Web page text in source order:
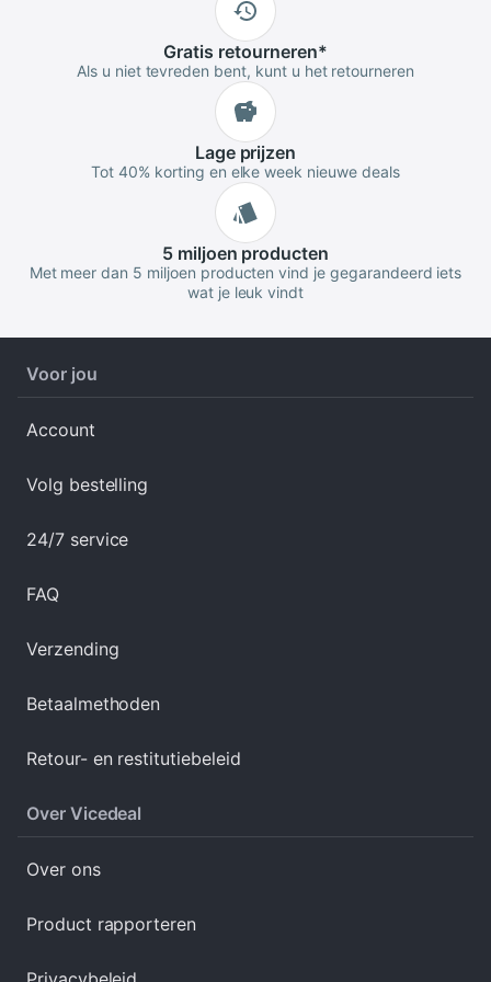
Gratis retourneren*
Als u niet tevreden bent, kunt u het retourneren
Lageprijzen
Tot 40% korting en elke week nieuwe deals
5 miljoen producten
Met meer dan 5 miljoen producten vind je gegarandeerd iets
wat je leuk vindt
Voor jou
Account
Volg bestelling
24/7 service
FAQ
Verzending
Betaalmethoden
Retour- en restitutiebeleid
Over Vicedeal
Over ons
Product rapporteren